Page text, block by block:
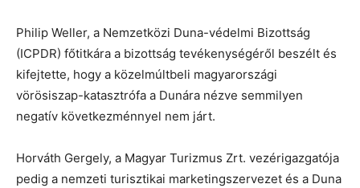
Philip Weller, a Nemzetközi Duna-védelmi Bizottság
(ICPDR) főtitkára a bizottság tevékenységéről beszélt és
kifejtette, hogy a közelmúltbeli magyarországi
vörösiszap-katasztrófa a Dunára nézve semmilyen
negatív következménnyel nem járt.
Horváth Gergely, a Magyar Turizmus Zrt. vezérigazgatója
pedig a nemzeti turisztikai marketingszervezet és a Duna